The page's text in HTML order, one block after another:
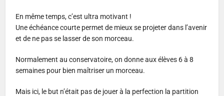
En même temps, c’est ultra motivant !
Une échéance courte permet de mieux se projeter dans l’avenir
et de ne pas se lasser de son morceau.
Normalement au conservatoire, on donne aux élèves 6 à 8
semaines pour bien maîtriser un morceau.
Mais ici, le but n’était pas de jouer à la perfection la partition